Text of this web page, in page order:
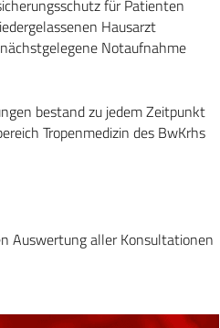
für Patienten
Hausarzt
Notaufnahme
bestand zu jedem Zeitpunkt
Tropenmedizin des BwKrhs
Auswertung aller Konsultationen